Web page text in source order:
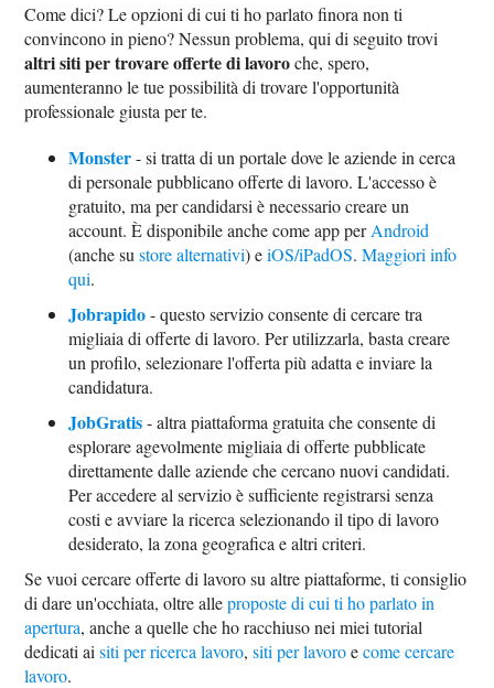
Come dici? Le opzioni di cui ti ho parlato finora non ti
convincono in pieno? Nessun problema, qui di seguito trovi
altri siti per trovare offerte di lavoroche, spero,
aumenteranno le tue possibilità di trovare l'opportunità
professionale giusta per te.
Monster- si tratta di un portale dove le aziende in cerca
di personale pubblicano offerte di lavoro. L'accesso è
gratuito, ma per candidarsi è necessario creare un
account. È disponibile anche come app perAndroid
(anche sustore alternativi) eiOS/iPadOS.Maggiori info
qui.
Jobrapido- questo servizio consente di cercare tra
migliaia di offerte di lavoro. Per utilizzarla, basta creare
un profilo, selezionare l'offerta più adatta e inviare la
candidatura.
JobGratis- altra piattaforma gratuita che consente di
esplorare agevolmente migliaia di offerte pubblicate
direttamente dalle aziende che cercano nuovi candidati.
Per accedere al servizio è sufficiente registrarsi senza
costi e avviare la ricerca selezionando il tipo di lavoro
desiderato, la zona geografica e altri criteri.
Se vuoi cercare offerte di lavoro su altre piattaforme, ti consiglio
di dare un'occhiata, oltre alleproposte di cui ti ho parlato in
apertura, anche a quelle che ho racchiuso nei miei tutorial
dedicati aisiti per ricerca lavoro,siti per lavoroecome cercare
lavoro.